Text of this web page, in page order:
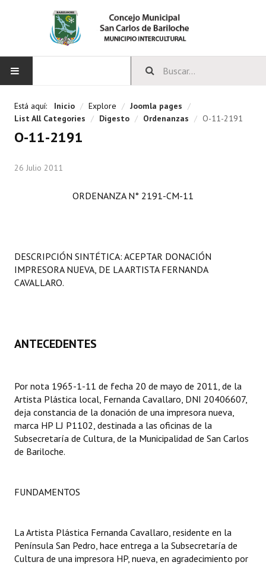
Concejales Mandato Cumplido
Programas
Carta Orgánica 2007
Reglamento Interno
Digesto
Organigrama
Proyectos Presentados
Dictámenes Asesoría Letrada
Está aquí: Inicio / Explore / Joomla pages /
List All Categories / Digesto / Ordenanzas / O-11-2191
O-11-2191
26 Julio 2011
ORDENANZA N° 2191-CM-11
DESCRIPCIÓN SINTÉTICA: ACEPTAR DONACIÓN
IMPRESORA NUEVA, DE LA ARTISTA FERNANDA
CAVALLARO.
ANTECEDENTES
Por nota 1965-1-11 de fecha 20 de mayo de 2011, de la
Artista Plástica local, Fernanda Cavallaro, DNI 20406607,
deja constancia de la donación de una impresora nueva,
marca HP LJ P1102, destinada a las oficinas de la
Subsecretaría de Cultura, de la Municipalidad de San Carlos
de Bariloche.
FUNDAMENTOS
La Artista Plástica Fernanda Cavallaro, residente en la
Península San Pedro, hace entrega a la Subsecretaría de
Cultura de una impresora HP, nueva, en agradecimiento por